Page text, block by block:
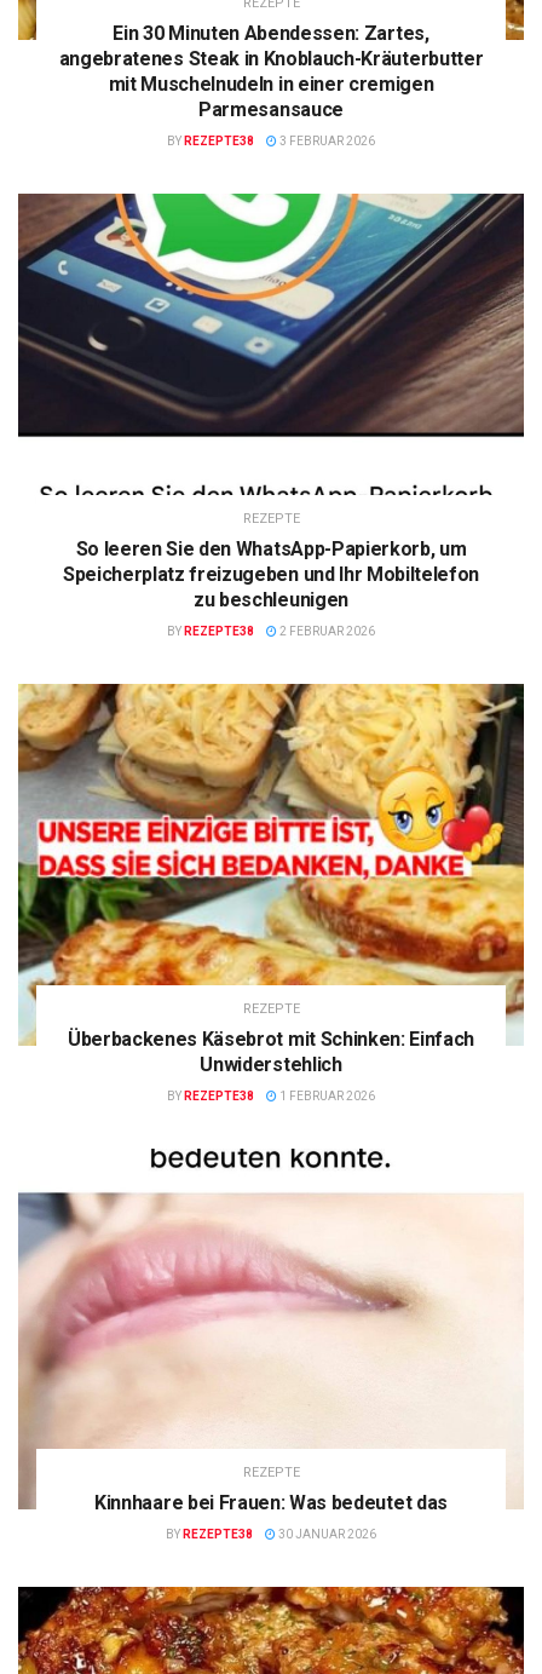
Ein 30 Minuten Abendessen: Zartes,
angebratenes Steak in Knoblauch-Kräuterbutter
mit Muschelnudeln in einer cremigen
Parmesansauce
BY REZEPTE38 3 FEBRUAR 2026
REZEPTE
So leeren Sie den WhatsApp-Papierkorb, um
Speicherplatz freizugeben und Ihr Mobiltelefon
zu beschleunigen
BY REZEPTE38 2 FEBRUAR 2026
REZEPTE
Überbackenes Käsebrot mit Schinken: Einfach
Unwiderstehlich
BY REZEPTE38 1 FEBRUAR 2026
REZEPTE
Kinnhaare bei Frauen: Was bedeutet das
BY REZEPTE38 30 JANUAR 2026